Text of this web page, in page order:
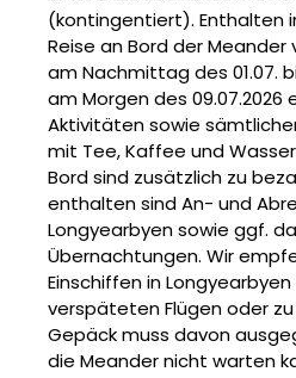
(kontingentiert). Enthalten
Reise an Bord der Meander
am Nachmittag des 01.07.
am Morgen des 09.07.2026
Aktivitäten sowie
mit Tee, Kaffee und
Bord sind zusätzlich zu
enthalten sind An- und
Longyearbyen sowie ggf.
Übernachtungen. Wir
Einschiffen in
verspäteten Flügen oder
Gepäck muss davon
die Meander nicht warten